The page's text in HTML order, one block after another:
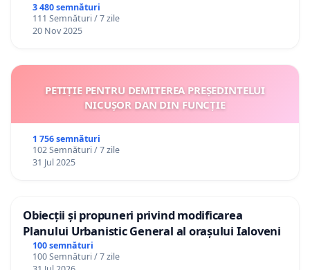
3 480 semnături
111 Semnături / 7 zile
20 Nov 2025
PETIȚIE PENTRU DEMITEREA PREȘEDINTELUI
NICUȘOR DAN DIN FUNCȚIE
1 756 semnături
102 Semnături / 7 zile
31 Jul 2025
Obiecții și propuneri privind modificarea
Planului Urbanistic General al orașului Ialoveni
100 semnături
100 Semnături / 7 zile